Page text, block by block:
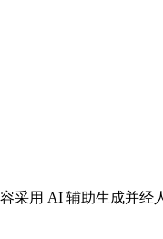
采用 AI 辅助生成并